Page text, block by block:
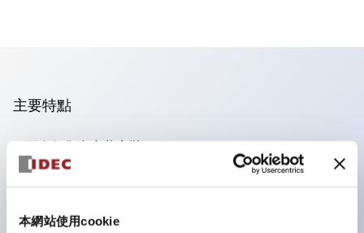
本網站使用cookie
主要特點
可進行集合密著安裝
附鎖選擇開關採用高安全性的彈子鎖結構